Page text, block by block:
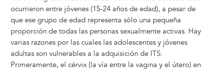
ocurrieron entre jóvenes (15-24 años de edad), a pesar de
que ese grupo de edad representa sólo una pequeña
proporción de todas las personas sexualmente activas. Hay
varias razones por las cuales las adolescentes y jóvenes
adultas son vulnerables a la adquisición de ITS.
Primeramente, el cérvix (la vía entre la vagina y el útero) en